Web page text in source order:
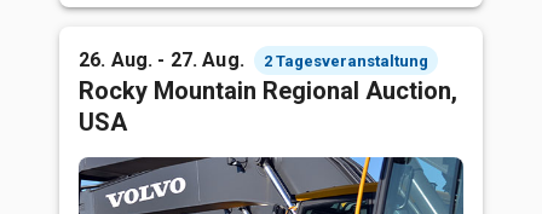
26. Aug. - 27. Aug. 2 Tagesveranstaltung
Rocky Mountain Regional Auction,
USA